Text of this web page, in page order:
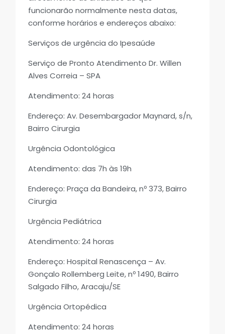
funcionarão normalmente nesta datas,
conforme horários e endereços abaixo:
Serviços de urgência do Ipesaúde
Serviço de Pronto Atendimento Dr. Willen
Alves Correia – SPA
Atendimento: 24 horas
Endereço: Av. Desembargador Maynard, s/n,
Bairro Cirurgia
Urgência Odontológica
Atendimento: das 7h às 19h
Endereço: Praça da Bandeira, nº 373, Bairro
Cirurgia
Urgência Pediátrica
Atendimento: 24 horas
Endereço: Hospital Renascença – Av.
Gonçalo Rollemberg Leite, nº 1490, Bairro
Salgado Filho, Aracaju/SE
Urgência Ortopédica
Atendimento: 24 horas